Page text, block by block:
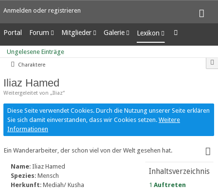
Anmelden oder registrieren
Portal Forum
Unerledigte Themen
Mitglieder
Letzte Aktivitäten
Benutzer online
Galerie
Alben
Bilder
Lexikon
Ungelesene Einträge
Ungelesene Einträge
Charaktere
Iliaz Hamed
Weitergeleitet von „Iliaz“
Diese Seite verwendet Cookies. Durch die Nutzung unserer Seite erklären
Sie sich damit einverstanden, dass wir Cookies setzen. Weitere
Informationen
Ein Wanderarbeiter, der schon viel von der Welt gesehen hat.
Inhaltsverzeichnis
1 Auftreten
Name: Iliaz Hamed
Spezies: Mensch
Herkunft: Mediah/ Kusha